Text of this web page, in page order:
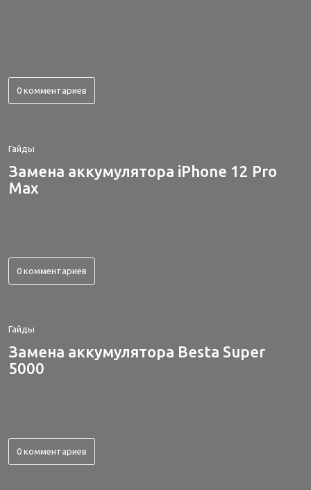
0 комментариев
Гайды
Замена аккумулятора iPhone 12 Pro
Max
0 комментариев
Гайды
Замена аккумулятора Besta Super
5000
0 комментариев